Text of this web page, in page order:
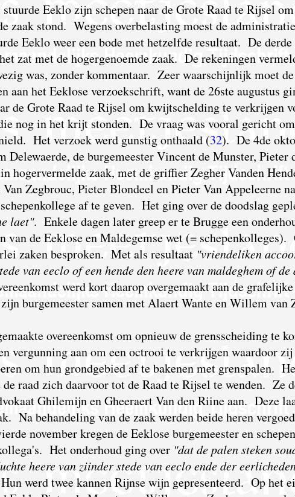
Eeklo zijn schepen naar de Grote Raad te Rijsel
zaak stond. Wegens overbelasting moest de
Eeklo weer een bode met hetzelfde resultaat. De
zat met de hogergenoemde zaak. De rekeningen
was, zonder kommentaar. Zeer waarschijnlijk moet
aan het Eeklose verzoekschrift, want de 26ste augustus
de Grote Raad te Rijsel om kwijtschelding te verkrijgen
nog in het krijt stonden. Devraag was vooral gericht
Het verzoek werd gunstig onthaald (32). De 4de
de burgemeester Vincent de Munster, Pieter
hogervermelde zaak, met de griffier Zegher Vanden
Zegbrouc, Pieter Blondeel en Pieter Van Appeleerne
af te geven. Het ging over de doodslag
laet". Enkele dagen later greep er te Brugge een
van de Eeklose en Maldegemse wet (= schepenkolleges).
zaken besproken. Met als resultaat "vriendeliken
van eeclo of een hende den heere van maldeghem of
werd kort daarop overgemaakt aan de
burgemeester samen met Alaert Wante en Willem van
overeenkomst om opnieuw de grensscheiding te
vergunning aan om een octrooi te verkrijgen waardoor
om hun grondgebied af te bakenen met grenspalen.
raad zich daarvoor tot de Raad te Rijsel te wenden. Ze
Ghilemijn en Gheeraert Van den Riine aan. Deze
Na behandeling van de zaak werden beide heren
november kregen de Eeklose burgemeester en
Het onderhoud ging over "dat de palen steken
heere van ziinder stede van eeclo ende der
werd twee kannen Rijnse wijn gepresenteerd. Op het